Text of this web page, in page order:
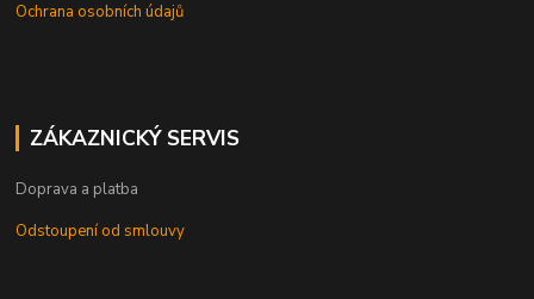
Ochrana osobních údajů
ZÁKAZNICKÝ SERVIS
Doprava a platba
Odstoupení od smlouvy